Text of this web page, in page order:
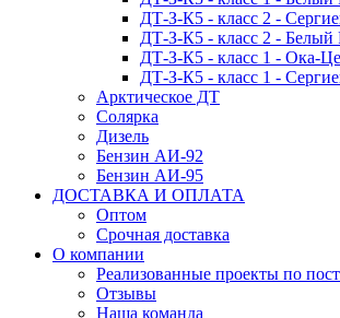
ДТ-З-К5 - класс 2 -
ДТ-З-К5 - класс 2 - Белый
ДТ-З-К5 - класс 1 - Ока-
ДТ-З-К5 - класс 1 -
Арктическое ДТ
Солярка
Дизель
Бензин АИ-92
Бензин АИ-95
ДОСТАВКА И ОПЛАТА
Оптом
Срочная доставка
О компании
Реализованные проекты по
Отзывы
Наша команда